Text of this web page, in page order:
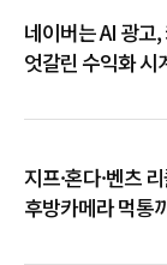
네이버는 AI 광
엇갈린 수익화 시
지프·혼다·벤츠
후방카메라 먹통